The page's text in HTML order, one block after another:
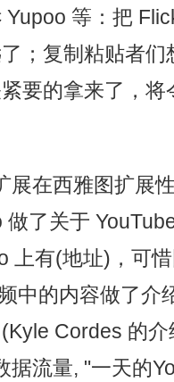
等：把
；复制粘贴者
要的拿来了，
展在西雅图扩展
了关于
上有(地址)，可
中的内容做了介
Cordes 的
据流量, "一天的